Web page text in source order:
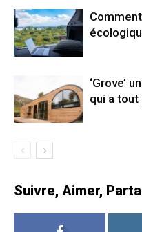
‘Grove’
qui a tout
Suivre, Aimer,